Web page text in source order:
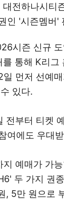
대전하나시
인 '시즌멤버'
시즌 신규
통해 K리그
일 먼저 선예
있다.
전부터 티켓
여에도 우대
지 예매가 가
두 가지 권
, 5만 원으로